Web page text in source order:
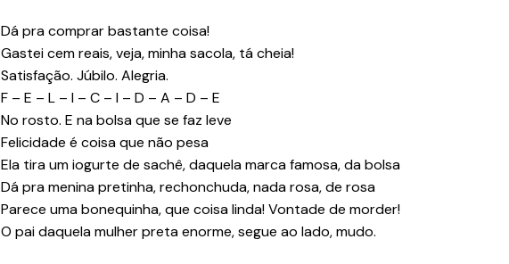
Dá pra comprar bastante coisa!
Gastei cem reais, veja, minha sacola, tá cheia!
Satisfação. Júbilo. Alegria.
F – E – L – I – C – I – D – A – D – E
No rosto. E na bolsa que se faz leve
Felicidade é coisa que não pesa
Ela tira um iogurte de sachê, daquela marca famosa, da bolsa
Dá pra menina pretinha, rechonchuda, nada rosa, de rosa
Parece uma bonequinha, que coisa linda! Vontade de morder!
O pai daquela mulher preta enorme, segue ao lado, mudo.